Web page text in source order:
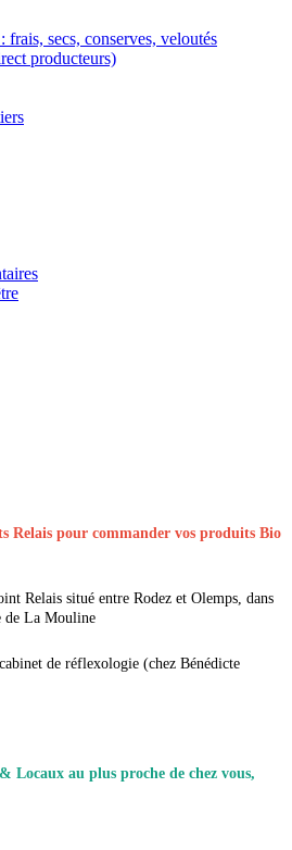
frais, secs, conserves, veloutés
producteurs)
Relais pour commander vos produits Bio
Relais situé entre Rodez et Olemps, dans
de La Mouline
de réflexologie (chez Bénédicte
Locaux au plus proche de chez vous,